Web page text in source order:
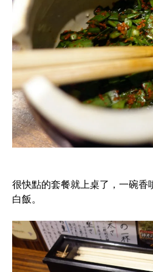
很快點的套餐就上桌了，一碗香
白飯。